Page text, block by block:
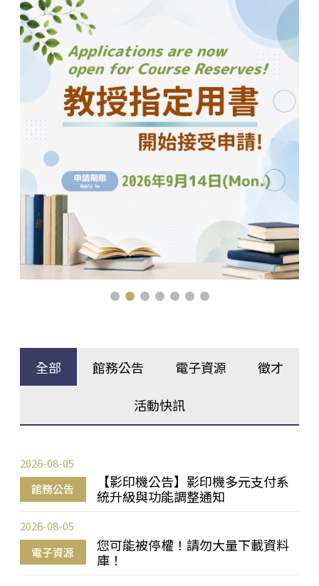
全部 館務公告 電子資源 徵才
活動快訊
館務公告
【影印機公告】影印機多元支付系
統升級與功能調整通知
2026-08-05
電子資源
您可能被停權！請勿大量下載資料
庫！
2026-08-05